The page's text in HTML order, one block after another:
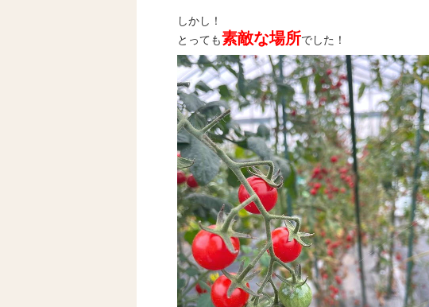
しかし！
とっても素敵な場所でした！